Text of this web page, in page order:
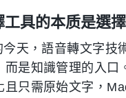
工具的本质是選
天，語音轉文字技
而是知識管理的入口
且只需原始文字，